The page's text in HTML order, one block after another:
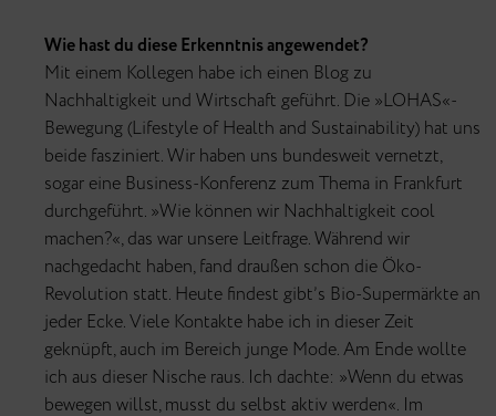
Wie hast du diese Erkenntnis angewendet?
Mit einem Kollegen habe ich einen Blog zu
Nachhaltigkeit und Wirtschaft geführt. Die »LOHAS«-
Bewegung (Lifestyle of Health and Sustainability) hat uns
beide fasziniert. Wir haben uns bundesweit vernetzt,
sogar eine Business-Konferenz zum Thema in Frankfurt
durchgeführt. »Wie können wir Nachhaltigkeit cool
machen?«, das war unsere Leitfrage. Während wir
nachgedacht haben, fand draußen schon die Öko-
Revolution statt. Heute findest gibt’s Bio-Supermärkte an
jeder Ecke. Viele Kontakte habe ich in dieser Zeit
geknüpft, auch im Bereich junge Mode. Am Ende wollte
ich aus dieser Nische raus. Ich dachte: »Wenn du etwas
bewegen willst, musst du selbst aktiv werden«. Im